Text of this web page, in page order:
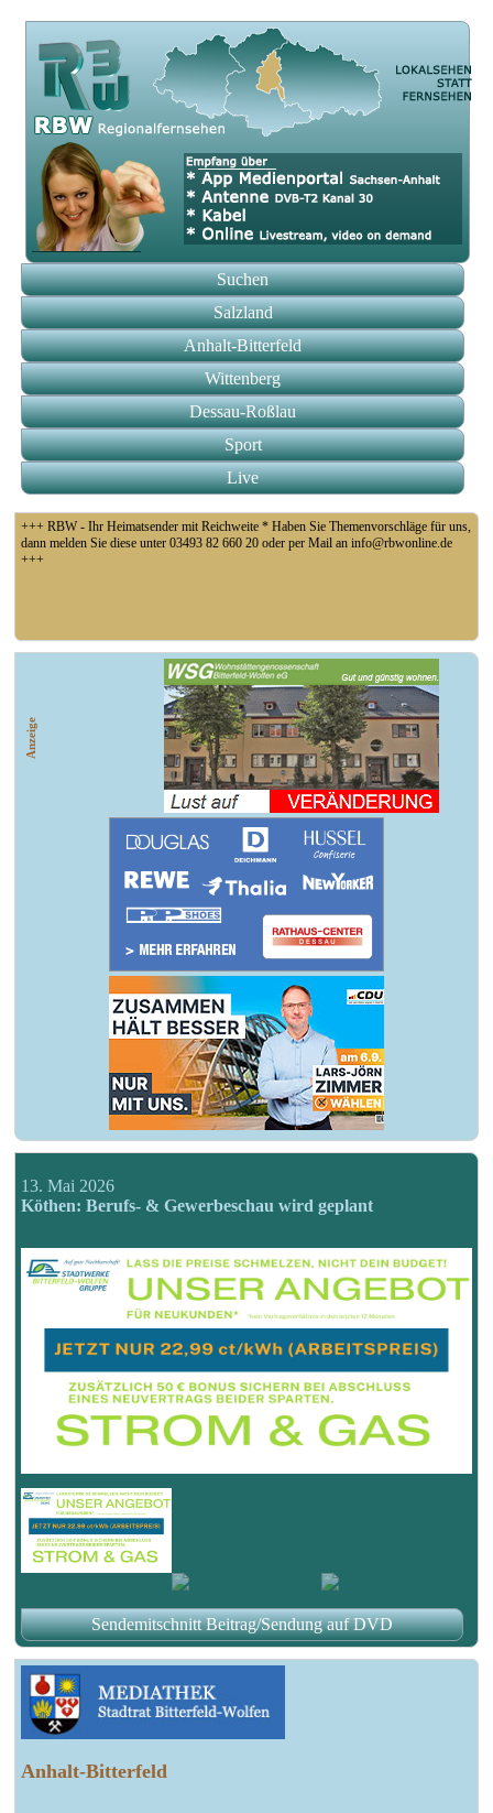
Suchen
Salzland
Anhalt-Bitterfeld
Wittenberg
Dessau-Roßlau
Sport
Live
+++ RBW - Ihr Heimatsender mit Reichweite * Haben Sie Themenvorschläge für uns,
dann melden Sie diese unter 03493 82 660 20 oder per Mail an info@rbwonline.de
+++
+++ Fußball Oberliga Süd 1. Spieltag: SG Union Sandersdorf - VfB 1921 Krieschow,
Anhalt-Bitterfeld
13. Mai 2026
Köthen: Berufs- & Gewerbeschau wird geplant
Sendemitschnitt Beitrag/Sendung auf DVD
Anzeige